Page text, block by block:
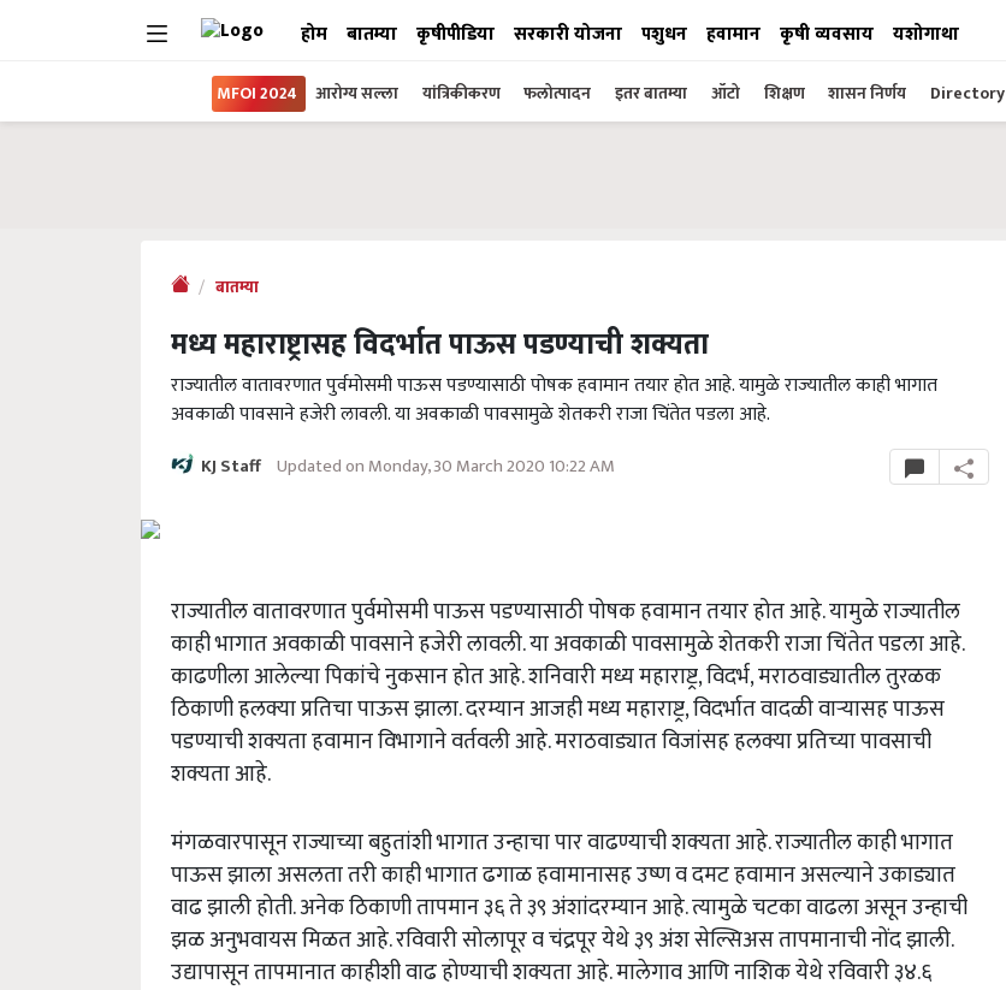
होम बातम्या कृषीपीडिया सरकारी योजना पशुधन हवामान कृषी व्यवसाय यशोगाथा
MFOI 2024 आरोग्य सल्ला यांत्रिकीकरण फलोत्पादन इतर बातम्या ऑटो शिक्षण शासन निर्णय Directory
बातम्या
मध्य महाराष्ट्रासह विदर्भात पाऊस पडण्याची शक्यता
राज्यातील वातावरणात पुर्वमोसमी पाऊस पडण्यासाठी पोषक हवामान तयार होत आहे. यामुळे राज्यातील काही भागात
अवकाळी पावसाने हजेरी लावली. या अवकाळी पावसामुळे शेतकरी राजा चिंतेत पडला आहे.
KJ Staff Updated on Monday, 30 March 2020 10:22 AM
राज्यातील वातावरणात पुर्वमोसमी पाऊस पडण्यासाठी पोषक हवामान तयार होत आहे. यामुळे राज्यातील
काही भागात अवकाळी पावसाने हजेरी लावली. या अवकाळी पावसामुळे शेतकरी राजा चिंतेत पडला आहे.
काढणीला आलेल्या पिकांचे नुकसान होत आहे. शनिवारी मध्य महाराष्ट्र, विदर्भ, मराठवाड्यातील तुरळक
ठिकाणी हलक्या प्रतिचा पाऊस झाला. दरम्यान आजही मध्य महाराष्ट्र, विदर्भात वादळी वाऱ्यासह पाऊस
पडण्याची शक्यता हवामान विभागाने वर्तवली आहे. मराठवाड्यात विजांसह हलक्या प्रतिच्या पावसाची
शक्यता आहे.
मंगळवारपासून राज्याच्या बहुतांशी भागात उन्हाचा पार वाढण्याची शक्यता आहे. राज्यातील काही भागात
पाऊस झाला असलता तरी काही भागात ढगाळ हवामानासह उष्ण व दमट हवामान असल्याने उकाड्यात
वाढ झाली होती. अनेक ठिकाणी तापमान ३६ ते ३९ अंशांदरम्यान आहे. त्यामुळे चटका वाढला असून उन्हाची
झळ अनुभवायस मिळत आहे. रविवारी सोलापूर व चंद्रपूर येथे ३९ अंश सेल्सिअस तापमानाची नोंद झाली.
उद्यापासून तापमानात काहीशी वाढ होण्याची शक्यता आहे. मालेगाव आणि नाशिक येथे रविवारी ३४.६